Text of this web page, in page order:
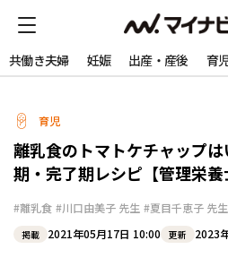
共働き夫婦 妊娠 出産・産後 育
育児
離乳食のトマトケチャップ
期・完了期レシピ【管理栄養
#離乳食 #川口由美子 先生 #夏目千恵子 先生
掲載 2021年05月17日 10:00 更新 2023